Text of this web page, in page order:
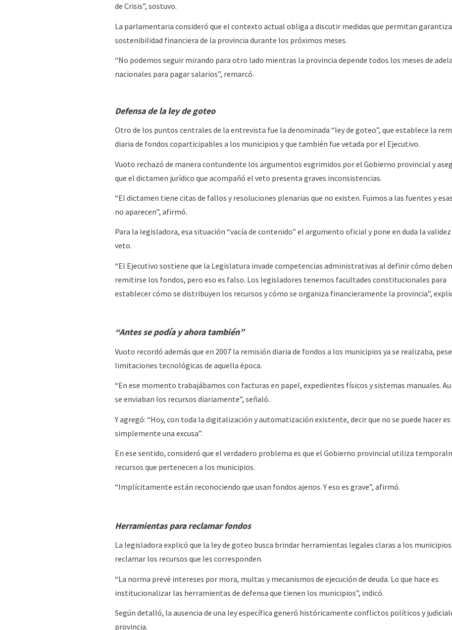
de Crisis”, sostuvo.
La parlamentaria consideró que el contexto actual obliga a discutir medidas que permitan
sostenibilidad financiera de la provincia durante los próximos meses.
“No podemos seguir mirando para otro lado mientras la provincia depende todos los meses de
nacionales para pagar salarios”, remarcó.
Defensa de la ley de goteo
Otro de los puntos centrales de la entrevista fue la denominada “ley de goteo”, que establece la
diaria de fondos coparticipables a los municipios y que también fue vetada por el Ejecutivo.
Vuoto rechazó de manera contundente los argumentos esgrimidos por el Gobierno provincial y
que el dictamen jurídico que acompañó el veto presenta graves inconsistencias.
“El dictamen tiene citas de fallos y resoluciones plenarias que no existen. Fuimos a las fuentes y
no aparecen”, afirmó.
Para la legisladora, esa situación “vacía de contenido” el argumento oficial y pone en duda la
veto.
“El Ejecutivo sostiene que la Legislatura invade competencias administrativas al definir cómo deben
remitirse los fondos, pero eso es falso. Los legisladores tenemos facultades constitucionales para
establecer cómo se distribuyen los recursos y cómo se organiza financieramente la provincia”,
“Antes se podía y ahora también”
Vuoto recordó además que en 2007 la remisión diaria de fondos a los municipios ya se realizaba,
limitaciones tecnológicas de aquella época.
“En ese momento trabajábamos con facturas en papel, expedientes físicos y sistemas manuales.
se enviaban los recursos diariamente”, señaló.
Y agregó: “Hoy, con toda la digitalización y automatización existente, decir que no se puede hacer es
simplemente una excusa”.
En ese sentido, consideró que el verdadero problema es que el Gobierno provincial utiliza
recursos que pertenecen a los municipios.
“Implícitamente están reconociendo que usan fondos ajenos. Y eso es grave”, afirmó.
Herramientas para reclamar fondos
La legisladora explicó que la ley de goteo busca brindar herramientas legales claras a los
reclamar los recursos que les corresponden.
“La norma prevé intereses por mora, multas y mecanismos de ejecución de deuda. Lo que hace es
institucionalizar las herramientas de defensa que tienen los municipios”, indicó.
Según detalló, la ausencia de una ley específica generó históricamente conflictos políticos y
provincia.